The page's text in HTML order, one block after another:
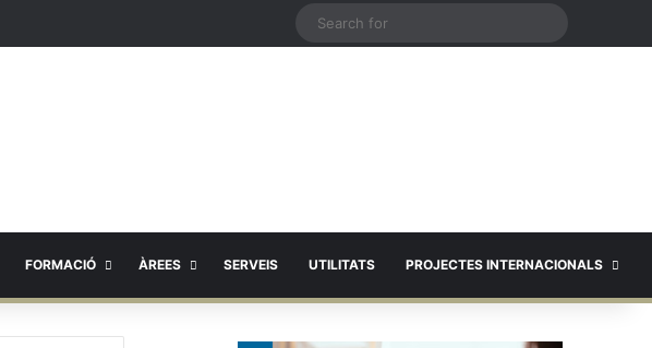
FORMACIÓ ÀREES SERVEIS UTILITATS PROJECTES INTERNACIONALS